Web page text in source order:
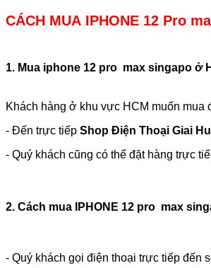
CÁCH MUA IPHONE 12 Pro
1. Mua iphone 12 pro max singapo ở
Khách hàng ở khu vực HCM muốn mua
- Đến trực tiếp Shop Điện Thoại Giai
- Quý khách cũng có thể đặt hàng trực
2. Cách mua IPHONE 12 pro max
- Quý khách gọi điện thoại trực tiếp đến